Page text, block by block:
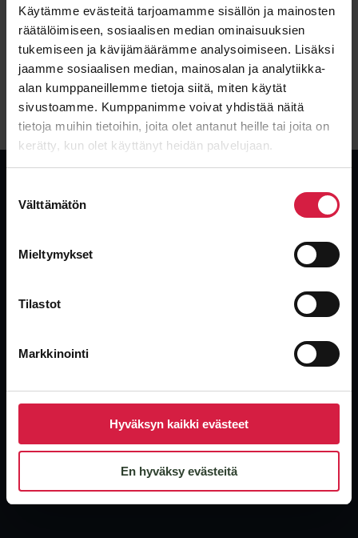
Käytämme evästeitä tarjoamamme sisällön ja mainosten
räätälöimiseen, sosiaalisen median ominaisuuksien
tukemiseen ja kävijämäärämme analysoimiseen. Lisäksi
jaamme sosiaalisen median, mainosalan ja analytiikka-
alan kumppaneillemme tietoja siitä, miten käytät
sivustoamme. Kumppanimme voivat yhdistää näitä
tietoja muihin tietoihin, joita olet antanut heille tai joita on
kerätty, kun olet käyttänyt heidän palvelujaan.
valinta
Välttämätön
Mieltymykset
Tilastot
Markkinointi
Hyväksyn kaikki evästeet
En hyväksy evästeitä
belastande för miljön totalt sett. Detta eftersom
energiåtgången för att tillverka en ny transformator
förorsakar betydande utsläpp och CO2 avtryck.
Sänd gärna oss information om hurudana fungerande
transformatorer ni tagit ur drift (på adressen
info@btbtransformers.com) , så ger vi gärna ett bud.
överskotts-transformatorer med industrins snabbaste leveranser.
Produkter
Krafttransformatorer
Torrisolerade transformatorer
Specialtransformatorer
Begagnade enheter